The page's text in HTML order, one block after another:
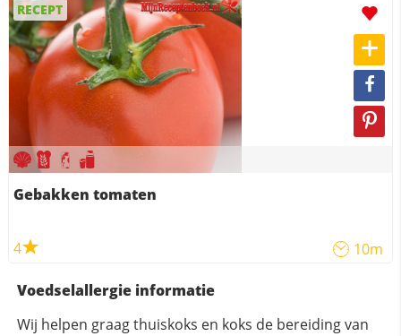
RECEPT
Gebakken tomaten
4 10m
Voedselallergie informatie
Wij helpen graag thuiskoks en koks de bereiding van